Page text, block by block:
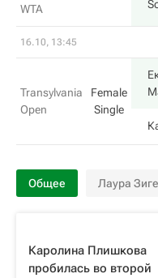
WTA
16.10, 13:45
Transylvania
Open
Female
Single
Общее Лаура
Каролина Плишкова
пробилась во второй